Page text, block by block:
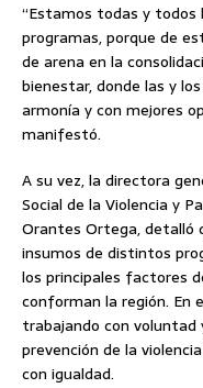
“Estamos todas y
programas, porque de
de arena en la
bienestar, donde las y
armonía y con mejores
manifestó.
A su vez, la directora
Social de la Violencia y
Orantes Ortega, detalló
insumos de distintos
los principales factores
conforman la región. En
trabajando con voluntad
prevención de la
con igualdad.